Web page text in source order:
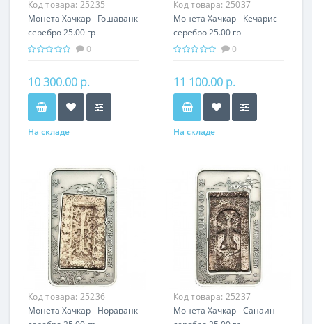
Код товара: 25235
Монета Хачкар - Гошаванк
серебро 25.00 гр -
православный подарок
0
10 300.00 р.
На складе
Код товара: 25037
Монета Хачкар - Кечарис
серебро 25.00 гр -
православный подарок
0
11 100.00 р.
На складе
Код товара: 25236
Монета Хачкар - Нораванк
Код товара: 25237
Монета Хачкар - Санаин